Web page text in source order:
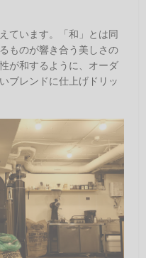
ています。「和」とは同
ものが響き合う美しさの
が和するように、オーダ
ブレンドに仕上げドリッ